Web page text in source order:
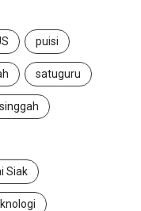
puisi
satuguru
singgah
Siak